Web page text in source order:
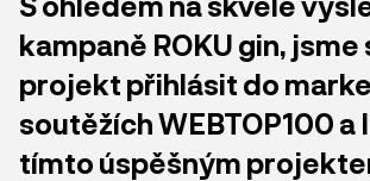
kampaně ROKU gin,
projekt přihlásit do
soutěžích WEBTOP100 a
tímto úspěšným